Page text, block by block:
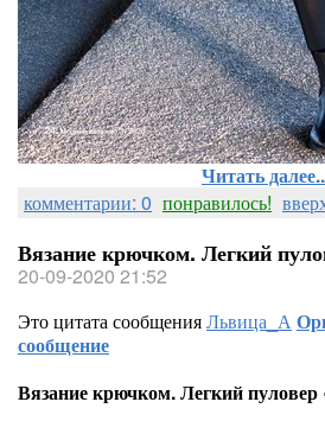
Читать
комментарии: 0 понравилось!
Вязание крючком. Легкий
20-09-2020 21:52
Это цитата сообщенияЛьвица_А
сообщение
Вязание крючком. Легкий пуловер